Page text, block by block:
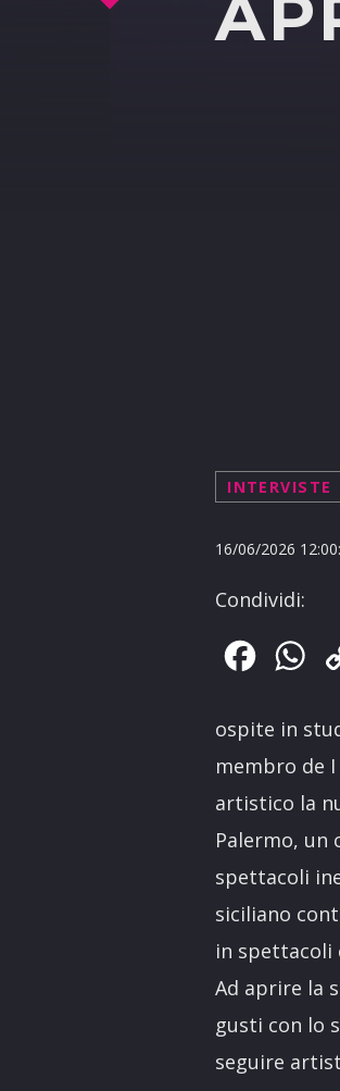
INTERVISTE
16/06/2026
Condividi:
Facebook
ospite in
membro de
artistico la
Palermo, un
spettacoli
siciliano
in spettacoli
Ad aprire la
gusti con lo
seguire